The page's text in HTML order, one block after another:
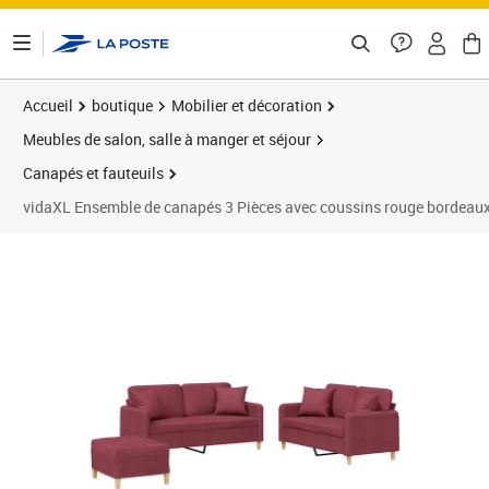
Accueil boutique
Mobilier et décoration
Meubles de salon, salle à manger et séjour
Canapés et fauteuils
vidaXL Ensemble de canapés 3 Pièces avec coussins rouge